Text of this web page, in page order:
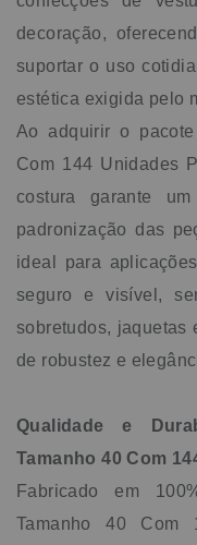
valor e profissionalismo
design. Dados Técnicos
Poliéster Marca:
decoração,
suportar o uso
estética exigida pelo
Ao adquirir o
Com 144 Unidades
costura garante
padronização das
ideal para
seguro e visível,
sobretudos, jaquetas
de robustez e
Qualidade e
Tamanho 40 Com
Fabricado em
Tamanho 40 Com